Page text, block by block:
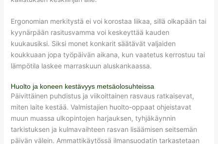
Ergonomian merkitystä ei voi korostaa liikaa, sillä olkapään tai
kyynärpään rasitusvamma voi keskeyttää kauden
kuukausiksi. Siksi monet konkarit säätävät valjaiden
koukkuaan jopa työpäivän aikana, kun vaatetus kerrostuu tai
lämpötila laskee marraskuun aluskankaassa.
Huolto ja koneen kestävyys metsäolosuhteissa
Päivittäinen puhdistus ja viikoittainen rasvaus ratkaisevat,
miten laite kestää. Valmistajien huolto-oppaat ohjeistavat
muun muassa ulkopintojen harjauksen, tyhjäkäynnin
tarkistuksen ja kulmavaihteen rasvan lisäämisen seitsemän
päivän välein. Ammattikäytössä ilmansuodatin tarkastetaan